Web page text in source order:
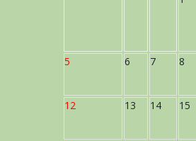
5 6 7 8
12 13 14 15